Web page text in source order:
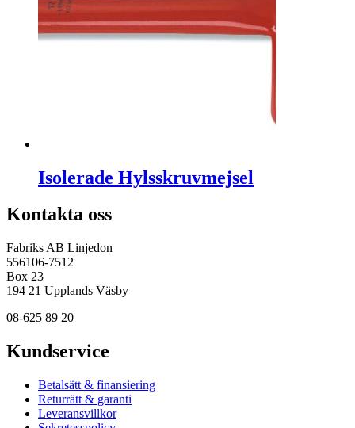
Isolerade Hylsskruvmejsel
Kontakta oss
Fabriks AB Linjedon
556106-7512
Box 23
194 21 Upplands Väsby
08-625 89 20
Kundservice
Betalsätt & finansiering
Returrätt & garanti
Leveransvillkor